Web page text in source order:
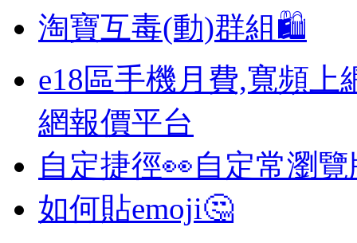
淘寶互毒(動)群組🛍️
e18區手機月費,寬頻上
網報價平台
自定捷徑👀自定常瀏
如何貼emoji🤔